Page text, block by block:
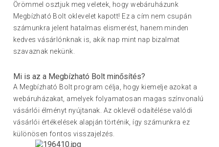
Örömmel osztjuk meg veletek, hogy webáruházunk
Megbízható Bolt oklevelet kapott! Ez a cím nem csupán
számunkra jelent hatalmas elismerést, hanem minden
kedves vásárlónknak is, akik nap mint nap bizalmat
szavaznak nekünk.
Mi is az a Megbízható Bolt minősítés?
A Megbízható Bolt program célja, hogy kiemelje azokat a
webáruházakat, amelyek folyamatosan magas színvonalú
vásárlói élményt nyújtanak. Az oklevél odaítélése valódi
vásárlói értékelések alapján történik, így számunkra ez
különösen fontos visszajelzés.